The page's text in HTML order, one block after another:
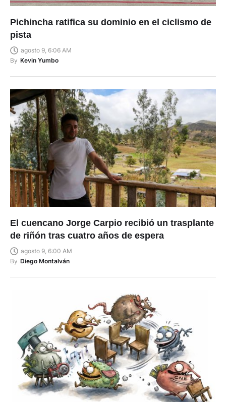
Pichincha ratifica su dominio en el ciclismo de
pista
agosto 9, 6:06 AM
By Kevin Yumbo
El cuencano Jorge Carpio recibió un trasplante
de riñón tras cuatro años de espera
agosto 9, 6:00 AM
By Diego Montalván